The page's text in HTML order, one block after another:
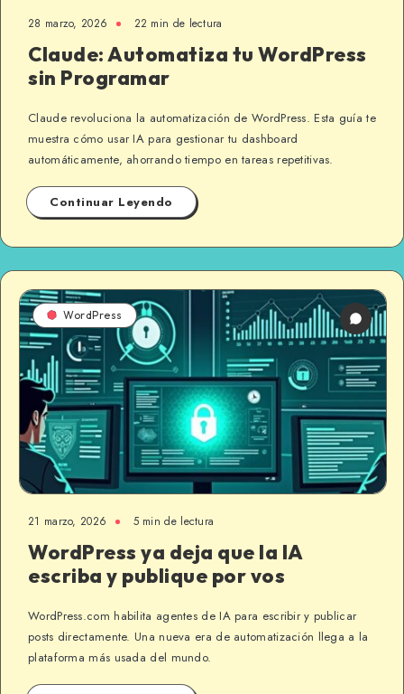
28 marzo, 2026 22 min de lectura
Claude: Automatiza tu WordPress
sin Programar
Claude revoluciona la automatización de WordPress. Esta guía te
muestra cómo usar IA para gestionar tu dashboard
automáticamente, ahorrando tiempo en tareas repetitivas.
Continuar Leyendo
WordPress
21 marzo, 2026 5 min de lectura
WordPress ya deja que la IA
escriba y publique por vos
WordPress.com habilita agentes de IA para escribir y publicar
posts directamente. Una nueva era de automatización llega a la
plataforma más usada del mundo.